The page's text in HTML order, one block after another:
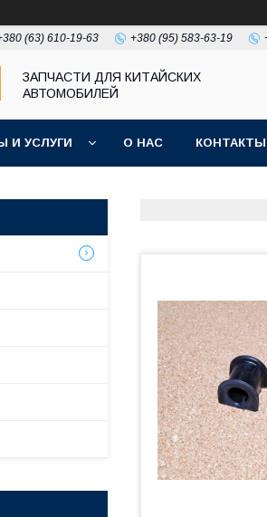
(63) 610-19-63 +380 (95) 583-63-19
ЗАПЧАСТИ ДЛЯ КИТАЙСКИХ
АВТОМОБИЛЕЙ
И УСЛУГИ О НАС КОНТАКТЫ